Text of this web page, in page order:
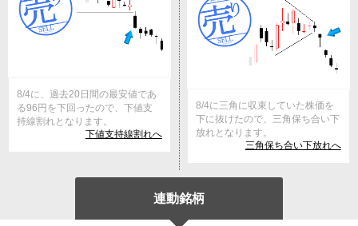
8/4に、過去20日間の最安値であ
る96円を下回ったので、下値支
持線割れとなります。
下値支持線割れへ
8/4に三角に収束していた株価を
下に抜けたので、三角保ち合い下
放れとなります。
三角保ち合い下放れへ
連動銘柄